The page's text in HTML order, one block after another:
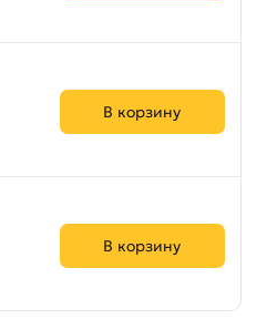
В корзину
В корзину